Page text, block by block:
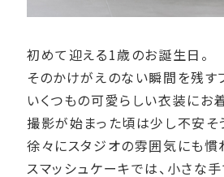
初めて迎える1歳のお誕生日。
そのかけがえのない瞬間を残す
いくつもの可愛らしい衣装にお
撮影が始まった頃は少し不安そ
徐々にスタジオの雰囲気にも慣
スマッシュケーキでは、小さな